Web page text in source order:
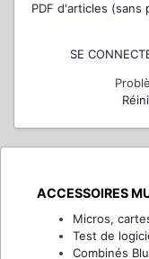
PDF d'articles
SE
ACCESSOIRES
Micros,
Test de
Combinés